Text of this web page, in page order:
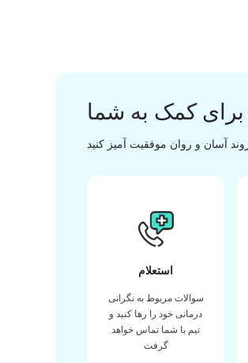
برای کمک به شما
استعلام
سوالات مربوط به نگرانی
درمانی خود را رها کنید و
تیم با شما تماس خواهد
گرفت